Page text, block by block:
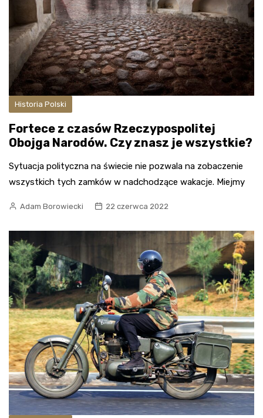
Historia Polski
Fortece z czasów Rzeczypospolitej
Obojga Narodów. Czy znasz je wszystkie?
Sytuacja polityczna na świecie nie pozwala na zobaczenie
wszystkich tych zamków w nadchodzące wakacje. Miejmy
Adam Borowiecki 22 czerwca 2022